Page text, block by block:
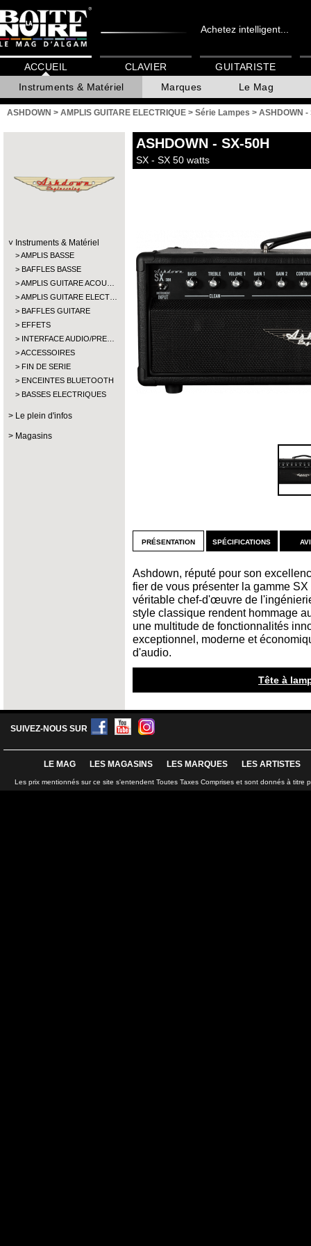
Achetez intelligent...
ACCUEIL
Instruments & Matériel
Marques Le Mag
CLAVIER GUITARISTE
ASHDOWN > AMPLIS GUITARE ELECTRIQUE > Série Lampes > ASHDOWN -
Instruments & Matériel
AMPLIS BASSE
BAFFLES BASSE
AMPLIS GUITARE ACOU…
AMPLIS GUITARE ELECT…
BAFFLES GUITARE
EFFETS
INTERFACE AUDIO/PRE…
ACCESSOIRES
FIN DE SERIE
ENCEINTES BLUETOOTH
BASSES ELECTRIQUES
Le plein d'infos
Magasins
ASHDOWN - SX-50H
SX - SX 50 watts
présentation
Ashdown, réputé pour son
fier de vous présenter la gamme
véritable chef-d'œuvre de
style classique rendent hommage
une multitude de fonctionnalités
exceptionnel, moderne et
d'audio.
spécifications
Tête à
SUIVEZ-NOUS SUR
LE MAG LES MAGASINS LES MARQUES LES ARTISTES
Les prix mentionnés sur ce site s'entendent Toutes Taxes Comprises et sont donnés à